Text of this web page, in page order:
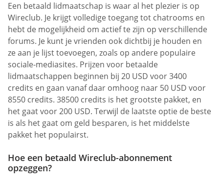
Een betaald lidmaatschap is waar al het plezier is op
Wireclub. Je krijgt volledige toegang tot chatrooms en
hebt de mogelijkheid om actief te zijn op verschillende
forums. Je kunt je vrienden ook dichtbij je houden en
ze aan je lijst toevoegen, zoals op andere populaire
sociale-mediasites. Prijzen voor betaalde
lidmaatschappen beginnen bij 20 USD voor 3400
credits en gaan vanaf daar omhoog naar 50 USD voor
8550 credits. 38500 credits is het grootste pakket, en
het gaat voor 200 USD. Terwijl de laatste optie de beste
is als het gaat om geld besparen, is het middelste
pakket het populairst.
Hoe een betaald Wireclub-abonnement
opzeggen?